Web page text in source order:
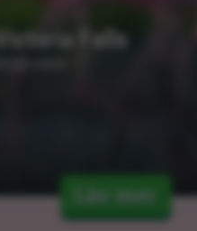
Victoria Falls
Läs mer